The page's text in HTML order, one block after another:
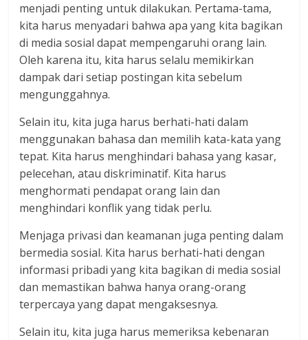
menjadi penting untuk dilakukan. Pertama-tama,
kita harus menyadari bahwa apa yang kita bagikan
di media sosial dapat mempengaruhi orang lain.
Oleh karena itu, kita harus selalu memikirkan
dampak dari setiap postingan kita sebelum
mengunggahnya.
Selain itu, kita juga harus berhati-hati dalam
menggunakan bahasa dan memilih kata-kata yang
tepat. Kita harus menghindari bahasa yang kasar,
pelecehan, atau diskriminatif. Kita harus
menghormati pendapat orang lain dan
menghindari konflik yang tidak perlu.
Menjaga privasi dan keamanan juga penting dalam
bermedia sosial. Kita harus berhati-hati dengan
informasi pribadi yang kita bagikan di media sosial
dan memastikan bahwa hanya orang-orang
terpercaya yang dapat mengaksesnya.
Selain itu, kita juga harus memeriksa kebenaran